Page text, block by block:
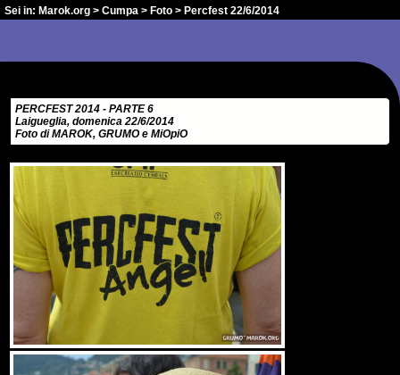
Sei in: Marok.org > Cumpa > Foto > Percfest 22/6/2014
PERCFEST 2014 - PARTE 6
Laigueglia, domenica 22/6/2014
Foto di MAROK, GRUMO e MiOpiO